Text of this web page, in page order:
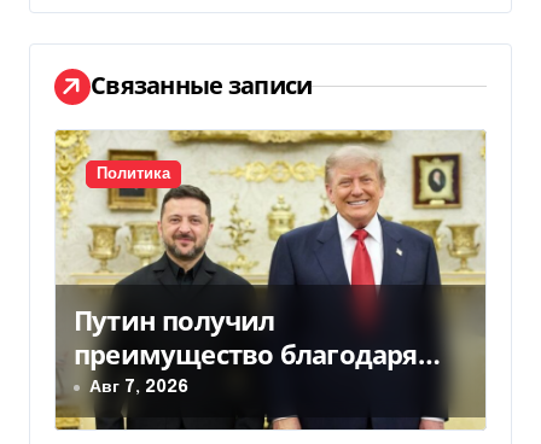
ц
и
я
п
о
з
а
п
и
Связанные записи
Политика
Путин получил
преимущество благодаря
действиям США
Авг 7, 2026